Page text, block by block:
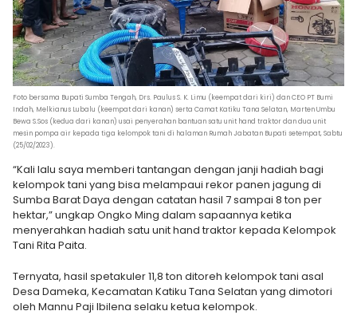
Foto bersama Bupati Sumba Tengah, Drs. Paulus S. K. Limu (keempat dari kiri) dan CEO PT Bumi
Indah, Melkianus Lubalu (keempat dari kanan) serta Camat Katiku Tana Selatan, Marten Umbu
Bewa S.Sos (kedua dari kanan) usai penyerahan bantuan satu unit hand traktor dan dua unit
mesin pompa air kepada tiga kelompok tani di halaman Rumah Jabatan Bupati setempat, Sabtu
(25/02/2023).
“Kali lalu saya memberi tantangan dengan janji hadiah bagi
kelompok tani yang bisa melampaui rekor panen jagung di
Sumba Barat Daya dengan catatan hasil 7 sampai 8 ton per
hektar,” ungkap Ongko Ming dalam sapaannya ketika
menyerahkan hadiah satu unit hand traktor kepada Kelompok
Tani Rita Paita.
Ternyata, hasil spetakuler 11,8 ton ditoreh kelompok tani asal
Desa Dameka, Kecamatan Katiku Tana Selatan yang dimotori
oleh Mannu Paji Ibilena selaku ketua kelompok.